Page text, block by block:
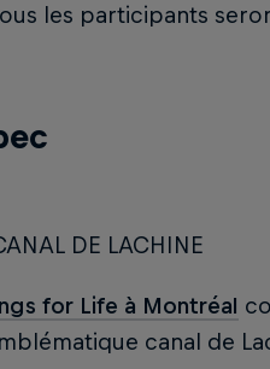
les participants
DE LACHINE
for Life à Montréal
canal de